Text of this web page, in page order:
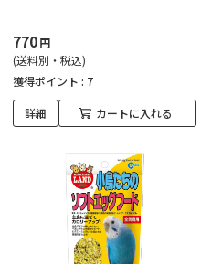
770円
(送料別・税込)
獲得ポイント : 7
詳細 カートに入れる